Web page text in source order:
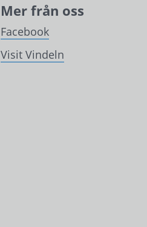
Mer från oss
Facebook
Visit Vindeln